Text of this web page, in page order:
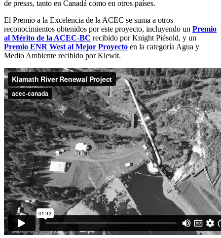
de presas, tanto en Canadá como en otros países.
El Premio a la Excelencia de la ACEC se suma a otros
reconocimientos obtenidos por este proyecto, incluyendo un Premio
al Mérito de la ACEC-BC recibido por Knight Piésold, y un
Premio ENR West al Mejor Proyecto en la categoría Agua y
Medio Ambiente recibido por Kiewit.